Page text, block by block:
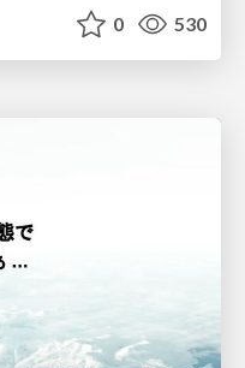
0 530